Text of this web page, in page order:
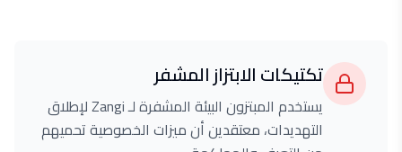
تكتيكات الابتزاز المشفر
يستخدم المبتزون البيئة المشفرة لـ Zangi لإطلاق
التهديدات، معتقدين أن ميزات الخصوصية تحميهم